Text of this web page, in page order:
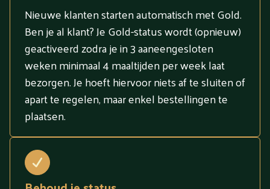
Nieuwe klanten starten automatisch met Gold.
Ben je al klant? Je Gold-status wordt (opnieuw)
geactiveerd zodra je in 3 aaneengesloten
weken minimaal 4 maaltijden per week laat
bezorgen. Je hoeft hiervoor niets af te sluiten of
apart te regelen, maar enkel bestellingen te
plaatsen.